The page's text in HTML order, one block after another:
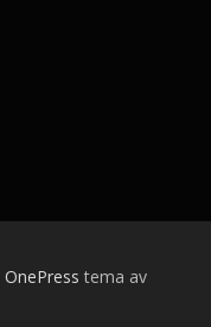
OnePress tema av